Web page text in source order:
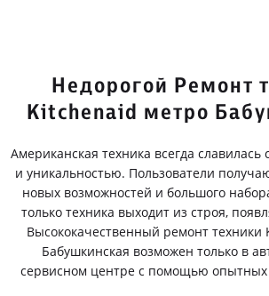
Недорогой Ремонт
Kitchenaid метро
Американская техника всегда
и уникальностью. Пользователи
новых возможностей и большого
только техника выходит из строя,
Высококачественный ремонт техники
Бабушкинская возможен только в
сервисном центре с помощью опытных